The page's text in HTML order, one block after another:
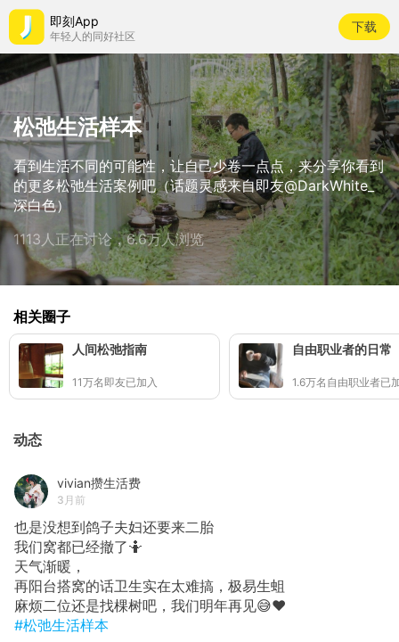
即刻App
年轻人的同好社区
下载
松弛生活样本
看到生活不同的可能性，让自己少卷一点点，来分享你看到
的更多松弛生活案例吧（话题灵感来自即友@DarkWhite_
深白色）
1113人正在讨论，6.6万人浏览
相关圈子
人间松弛指南
11万名即友已加入
自由职业者的日常
1.6万名自由职业者已
动态
vivian攒生活费
3月前
也是没想到鸽子夫妇还要来二胎
我们窝都已经撤了🤷
天气渐暖，
再阳台搭窝的话卫生实在太难搞，极易生蛆
麻烦二位还是找棵树吧，我们明年再见😅❤️
#松弛生活样本